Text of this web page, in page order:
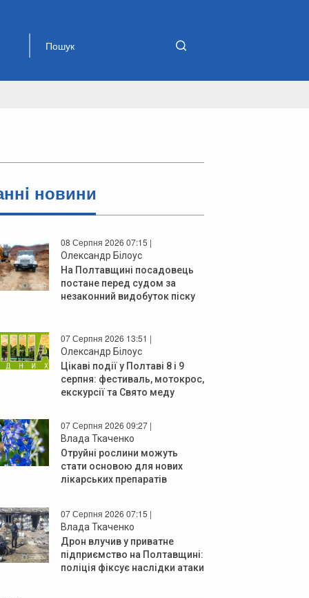
новини
08 Серпня 2026 07:15 |
Олександр Білоус
На Полтавщині посадовець
постане перед судом за
незаконний видобуток піску
07 Серпня 2026 13:51 |
Олександр Білоус
Цікаві події у Полтаві 8 і 9
серпня: фестиваль, мотокрос,
екскурсії та Свято меду
07 Серпня 2026 09:27 |
Влада Ткаченко
Отруйні рослини можуть
стати основою для нових
лікарських препаратів
07 Серпня 2026 07:15 |
Влада Ткаченко
Дрон влучив у приватне
підприємство на Полтавщині:
поліція фіксує наслідки атаки